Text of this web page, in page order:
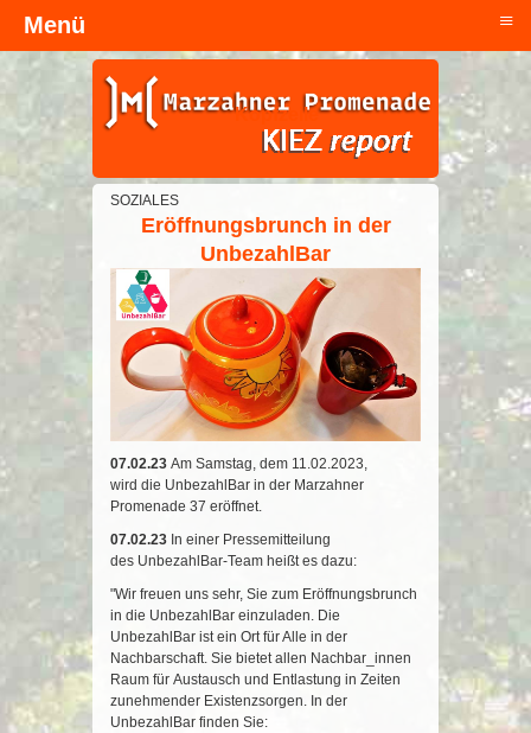
Kopfzeile
SOZIALES
Eröffnungsbrunch in der
UnbezahlBar
07.02.23 Am Samstag, dem 11.02.2023,
wird die UnbezahlBar in der Marzahner
Promenade 37 eröffnet.
07.02.23 In einer Pressemitteilung
des UnbezahlBar-Team heißt es dazu:
"Wir freuen uns sehr, Sie zum Eröffnungsbrunch
in die UnbezahlBar einzuladen. Die
UnbezahlBar ist ein Ort für Alle in der
Nachbarschaft. Sie bietet allen Nachbar_innen
Raum für Austausch und Entlastung in Zeiten
zunehmender Existenzsorgen. In der
UnbezahlBar finden Sie:
Menü ≡